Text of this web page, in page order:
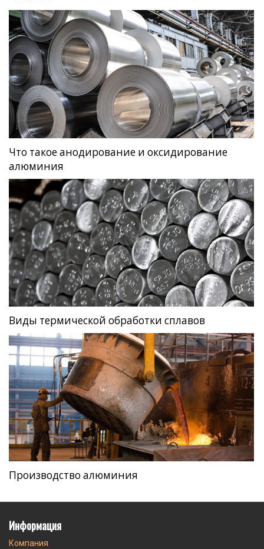
Что такое анодирование и оксидирование
алюминия
Виды термической обработки сплавов
Производство алюминия
Информация
Компания